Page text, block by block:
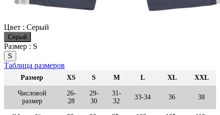
Цвет : Серый
Серый
Размер : S
S
Таблица размеров
Размер XS S M L XL XXL
Числовой
размер
26-
28
29-
30
31-
32
33-34 36 38